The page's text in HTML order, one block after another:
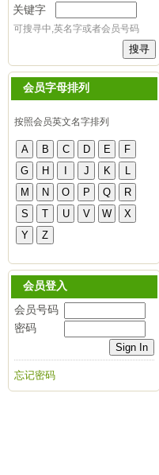
关键字
可搜寻中,英名字或者会员号码
会员字母排列
按照会员英文名字排列
会员登入
会员号码
密码
忘记密码